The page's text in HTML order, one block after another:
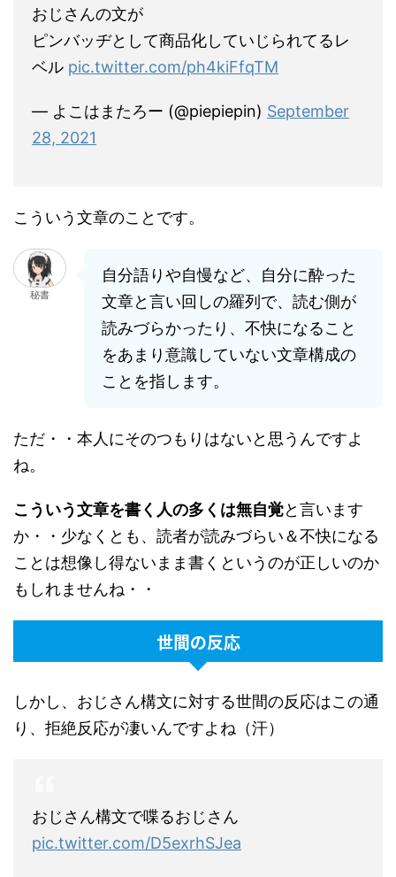
おじさんの文が
ピンバッヂとして商品化していじられてるレ
ベル pic.twitter.com/ph4kiFfqTM
— よこはまたろー (@piepiepin) September
28, 2021
こういう文章のことです。
秘書
自分語りや自慢など、自分に酔った
文章と言い回しの羅列で、読む側が
読みづらかったり、不快になること
をあまり意識していない文章構成の
ことを指します。
ただ・・本人にそのつもりはないと思うんですよ
ね。
こういう文章を書く人の多くは無自覚と言います
か・・少なくとも、読者が読みづらい＆不快になる
ことは想像し得ないまま書くというのが正しいのか
もしれませんね・・
世間の反応
しかし、おじさん構文に対する世間の反応はこの通
り、拒絶反応が凄いんですよね（汗）
おじさん構文で喋るおじさん
pic.twitter.com/D5exrhSJea